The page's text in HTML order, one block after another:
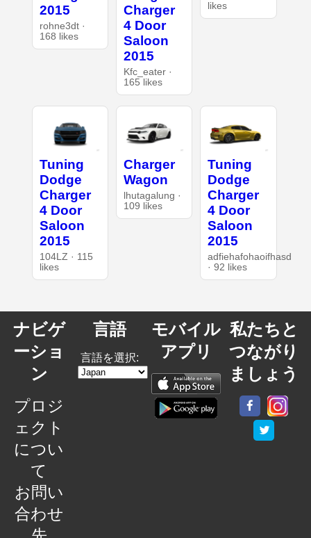
2015
rohne3dt ·
168 likes
Charger
4 Door
Saloon
2015
Kfc_eater ·
165 likes
likes
Tuning
Dodge
Charger
4 Door
Saloon
2015
104LZ · 115
likes
Charger
Wagon
lhutagalung ·
109 likes
Tuning
Dodge
Charger
4 Door
Saloon
2015
adfiehafohaoifhasd
· 92 likes
ナビゲ
ーショ
ン
プロジ
ェクト
につい
て
お問い
合わせ
言語
言語を選択:
モバイル
アプリ
私たちと
つながり
ましょう